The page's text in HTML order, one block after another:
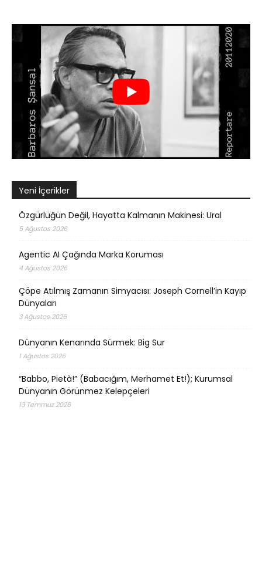
Yeni İçerikler
Özgürlüğün Değil, Hayatta Kalmanın Makinesi: Ural
5 Ağustos 2026
Agentic AI Çağında Marka Koruması
4 Ağustos 2026
Çöpe Atılmış Zamanın Simyacısı: Joseph Cornell’in Kayıp
Dünyaları
3 Ağustos 2026
Dünyanın Kenarında Sürmek: Big Sur
1 Ağustos 2026
“Babbo, Pietà!” (Babacığım, Merhamet Et!); Kurumsal
Dünyanın Görünmez Kelepçeleri
13 Temmuz 2026